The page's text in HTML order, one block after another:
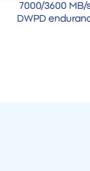
7000/3600 MB/
DWPD